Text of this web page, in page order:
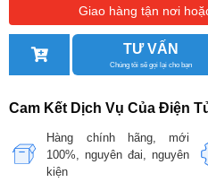
Giao hàng tận nơi
TƯ VẤN
Chúng tôi sẽ gọi lại cho bạn
Cam Kết Dịch Vụ Của Điện
Hàng chính hãng, mới
100%, nguyên đai, nguyên
kiện